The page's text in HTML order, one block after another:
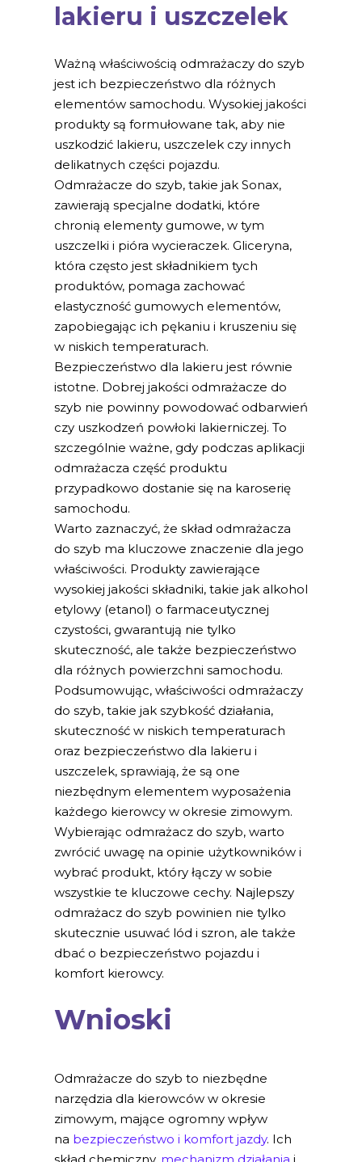
lakieru i uszczelek
Ważną właściwością odmrażaczy do szyb
jest ich bezpieczeństwo dla różnych
elementów samochodu. Wysokiej jakości
produkty są formułowane tak, aby nie
uszkodzić lakieru, uszczelek czy innych
delikatnych części pojazdu.
Odmrażacze do szyb, takie jak Sonax,
zawierają specjalne dodatki, które
chronią elementy gumowe, w tym
uszczelki i pióra wycieraczek. Gliceryna,
która często jest składnikiem tych
produktów, pomaga zachować
elastyczność gumowych elementów,
zapobiegając ich pękaniu i kruszeniu się
w niskich temperaturach.
Bezpieczeństwo dla lakieru jest równie
istotne. Dobrej jakości odmrażacze do
szyb nie powinny powodować odbarwień
czy uszkodzeń powłoki lakierniczej. To
szczególnie ważne, gdy podczas aplikacji
odmrażacza część produktu
przypadkowo dostanie się na karoserię
samochodu.
Warto zaznaczyć, że skład odmrażacza
do szyb ma kluczowe znaczenie dla jego
właściwości. Produkty zawierające
wysokiej jakości składniki, takie jak alkohol
etylowy (etanol) o farmaceutycznej
czystości, gwarantują nie tylko
skuteczność, ale także bezpieczeństwo
dla różnych powierzchni samochodu.
Podsumowując, właściwości odmrażaczy
do szyb, takie jak szybkość działania,
skuteczność w niskich temperaturach
oraz bezpieczeństwo dla lakieru i
uszczelek, sprawiają, że są one
niezbędnym elementem wyposażenia
każdego kierowcy w okresie zimowym.
Wybierając odmrażacz do szyb, warto
zwrócić uwagę na opinie użytkowników i
wybrać produkt, który łączy w sobie
wszystkie te kluczowe cechy. Najlepszy
odmrażacz do szyb powinien nie tylko
skutecznie usuwać lód i szron, ale także
dbać o bezpieczeństwo pojazdu i
komfort kierowcy.
Wnioski
Odmrażacze do szyb to niezbędne
narzędzia dla kierowców w okresie
zimowym, mające ogromny wpływ
na bezpieczeństwo i komfort jazdy. Ich